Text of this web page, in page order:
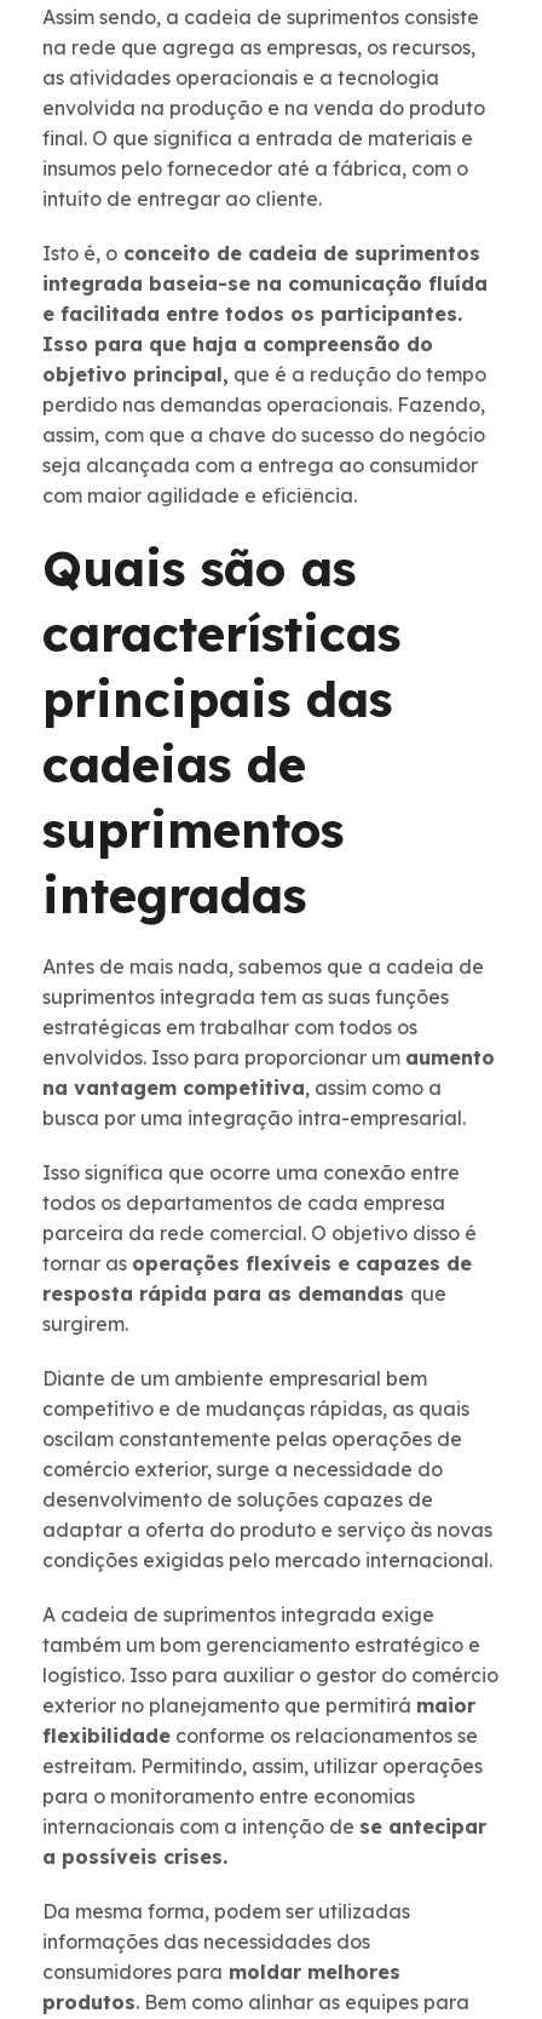
Assim sendo, a cadeia de suprimentos consiste
na rede que agrega as empresas, os recursos,
as atividades operacionais e a tecnologia
envolvida na produção e na venda do produto
final. O que significa a entrada de materiais e
insumos pelo fornecedor até a fábrica, com o
intuito de entregar ao cliente.
Isto é, o conceito de cadeia de suprimentos
integrada baseia-se na comunicação fluída
e facilitada entre todos os participantes.
Isso para que haja a compreensão do
objetivo principal, que é a redução do tempo
perdido nas demandas operacionais. Fazendo,
assim, com que a chave do sucesso do negócio
seja alcançada com a entrega ao consumidor
com maior agilidade e eficiência.
Quais são as
características
principais das
cadeias de
suprimentos
integradas
Antes de mais nada, sabemos que a cadeia de
suprimentos integrada tem as suas funções
estratégicas em trabalhar com todos os
envolvidos. Isso para proporcionar um aumento
na vantagem competitiva, assim como a
busca por uma integração intra-empresarial.
Isso significa que ocorre uma conexão entre
todos os departamentos de cada empresa
parceira da rede comercial. O objetivo disso é
tornar as operações flexíveis e capazes de
resposta rápida para as demandas que
surgirem.
Diante de um ambiente empresarial bem
competitivo e de mudanças rápidas, as quais
oscilam constantemente pelas operações de
comércio exterior, surge a necessidade do
desenvolvimento de soluções capazes de
adaptar a oferta do produto e serviço às novas
condições exigidas pelo mercado internacional.
A cadeia de suprimentos integrada exige
também um bom gerenciamento estratégico e
logístico. Isso para auxiliar o gestor do comércio
exterior no planejamento que permitirá maior
flexibilidade conforme os relacionamentos se
estreitam. Permitindo, assim, utilizar operações
para o monitoramento entre economias
internacionais com a intenção de se antecipar
a possíveis crises.
Da mesma forma, podem ser utilizadas
informações das necessidades dos
consumidores para moldar melhores
produtos. Bem como alinhar as equipes para